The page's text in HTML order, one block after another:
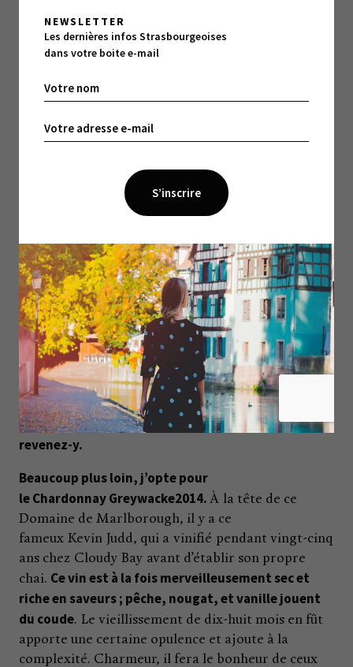
NEWSLETTER
Les dernières infos Strasbourgeoises
dans votre boite e-mail
Toujours en France,je suggère le Saint-Peray du
Domaine du Tunnel 2016.Issu des côtes du Rhône
septentrionales et du cépage roussanne, ce blanc
présente de délicats arômes d’abricot, d’amande et
de frangipane. Ceux pour qui la galette des rois n’a
pas de secret reconnaîtront. En bouche, le vin est
sec et tapisse le palais. La finale plutôt saline fera
équilibre de l’indéniable oumph de gras de la
boulette, et donnera une agréable impression de
revenez-y.
Beaucoup plus loin, j’opte pour
le Chardonnay Greywacke2014. À la tête de ce
Domaine de Marlborough, il y a ce
fameux Kevin Judd, qui a vinifié pendant vingt-cinq
ans chez Cloudy Bay avant d’établir son propre
chai. Ce vin est à la fois merveilleusement sec et
riche en saveurs ; pêche, nougat, et vanille jouent
du coude. Le vieillissement de dix-huit mois en fût
apporte une certaine opulence et ajoute à la
complexité. Charmeur, il fera le bonheur de ceux